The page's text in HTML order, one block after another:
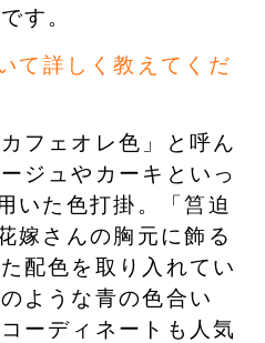
す。
て詳しく教えてくだ
フェオレ色」と呼ん
ジュやカーキといっ
いた色打掛。「筥迫
嫁さんの胸元に飾る
配色を取り入れてい
ような青の色合い
ーディネートも人気